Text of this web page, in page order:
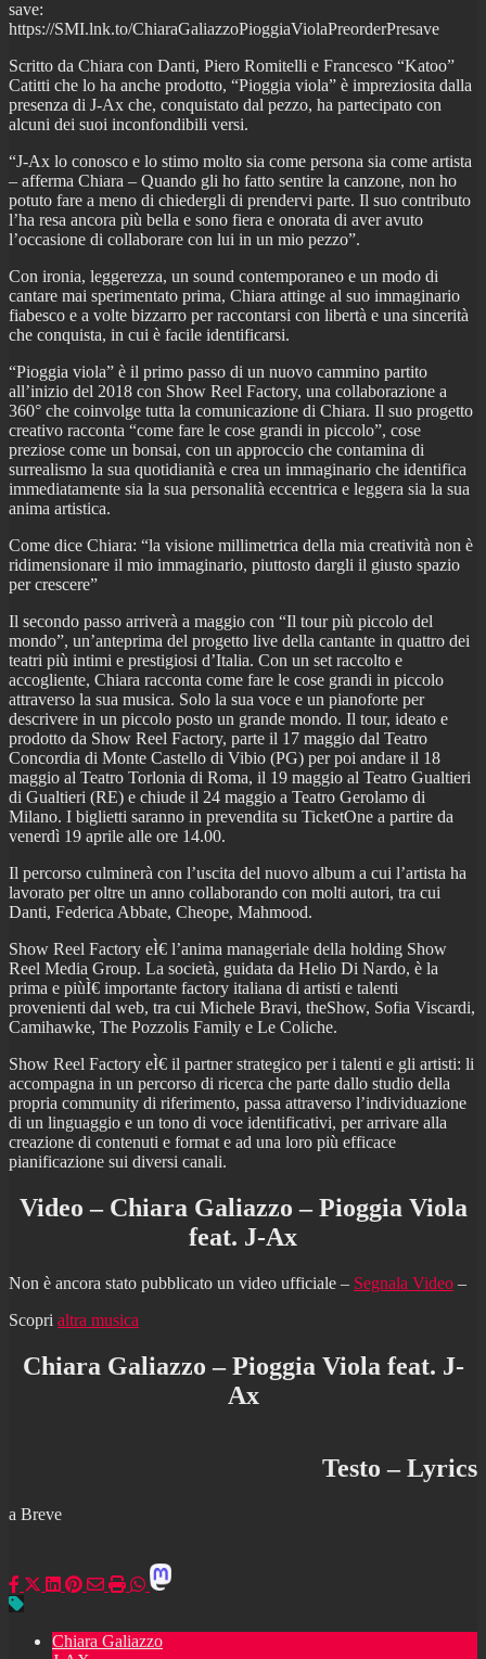
save:
https://SMI.lnk.to/ChiaraGaliazzoPioggiaViolaPreorderPresave
Scritto da Chiara con Danti, Piero Romitelli e Francesco “Katoo”
Catitti che lo ha anche prodotto, “Pioggia viola” è impreziosita dalla
presenza di J-Ax che, conquistato dal pezzo, ha partecipato con
alcuni dei suoi inconfondibili versi.
“J-Ax lo conosco e lo stimo molto sia come persona sia come artista
– afferma Chiara – Quando gli ho fatto sentire la canzone, non ho
potuto fare a meno di chiedergli di prendervi parte. Il suo contributo
l’ha resa ancora più bella e sono fiera e onorata di aver avuto
l’occasione di collaborare con lui in un mio pezzo”.
Con ironia, leggerezza, un sound contemporaneo e un modo di
cantare mai sperimentato prima, Chiara attinge al suo immaginario
fiabesco e a volte bizzarro per raccontarsi con libertà e una sincerità
che conquista, in cui è facile identificarsi.
“Pioggia viola” è il primo passo di un nuovo cammino partito
all’inizio del 2018 con Show Reel Factory, una collaborazione a
360° che coinvolge tutta la comunicazione di Chiara. Il suo progetto
creativo racconta “come fare le cose grandi in piccolo”, cose
preziose come un bonsai, con un approccio che contamina di
surrealismo la sua quotidianità e crea un immaginario che identifica
immediatamente sia la sua personalità eccentrica e leggera sia la sua
anima artistica.
Come dice Chiara: “la visione millimetrica della mia creatività non è
ridimensionare il mio immaginario, piuttosto dargli il giusto spazio
per crescere”
Il secondo passo arriverà a maggio con “Il tour più piccolo del
mondo”, un’anteprima del progetto live della cantante in quattro dei
teatri più intimi e prestigiosi d’Italia. Con un set raccolto e
accogliente, Chiara racconta come fare le cose grandi in piccolo
attraverso la sua musica. Solo la sua voce e un pianoforte per
descrivere in un piccolo posto un grande mondo. Il tour, ideato e
prodotto da Show Reel Factory, parte il 17 maggio dal Teatro
Concordia di Monte Castello di Vibio (PG) per poi andare il 18
maggio al Teatro Torlonia di Roma, il 19 maggio al Teatro Gualtieri
di Gualtieri (RE) e chiude il 24 maggio a Teatro Gerolamo di
Milano. I biglietti saranno in prevendita su TicketOne a partire da
venerdì 19 aprile alle ore 14.00.
Il percorso culminerà con l’uscita del nuovo album a cui l’artista ha
lavorato per oltre un anno collaborando con molti autori, tra cui
Danti, Federica Abbate, Cheope, Mahmood.
Show Reel Factory eÌ€ l’anima manageriale della holding Show
Reel Media Group. La società, guidata da Helio Di Nardo, è la
prima e piùÌ€ importante factory italiana di artisti e talenti
provenienti dal web, tra cui Michele Bravi, theShow, Sofia Viscardi,
Camihawke, The Pozzolis Family e Le Coliche.
Show Reel Factory eÌ€ il partner strategico per i talenti e gli artisti: li
accompagna in un percorso di ricerca che parte dallo studio della
propria community di riferimento, passa attraverso l’individuazione
di un linguaggio e un tono di voce identificativi, per arrivare alla
creazione di contenuti e format e ad una loro più efficace
pianificazione sui diversi canali.
Video – Chiara Galiazzo – Pioggia Viola
feat. J-Ax
Non è ancora stato pubblicato un video ufficiale – Segnala Video –
Scopri altra musica
Chiara Galiazzo – Pioggia Viola feat. J-
Ax
Testo – Lyrics
a Breve
Chiara Galiazzo